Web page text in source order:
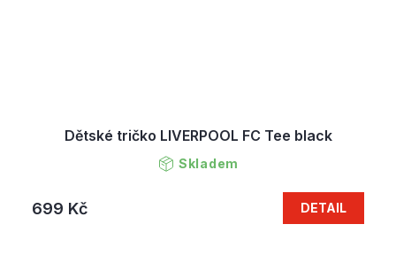
Dětské tričko LIVERPOOL FC Tee black
Skladem
699 Kč DETAIL